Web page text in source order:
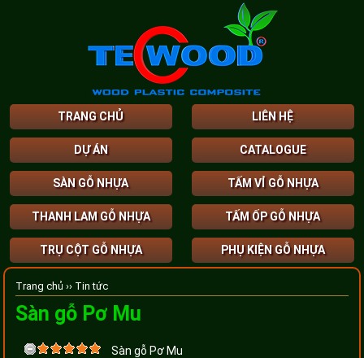
TRANG CHỦ LIÊN HỆ
DỰ ÁN CATALOGUE
SÀN GỖ NHỰA TẤM VỈ GỖ NHỰA
THANH LAM GỖ NHỰA TẤM ỐP GỖ NHỰA
TRỤ CỘT GỖ NHỰA PHỤ KIỆN GỖ NHỰA
Trang chủ ›› Tin tức
Sàn gỗ Pơ Mu
Sàn gỗ Pơ Mu